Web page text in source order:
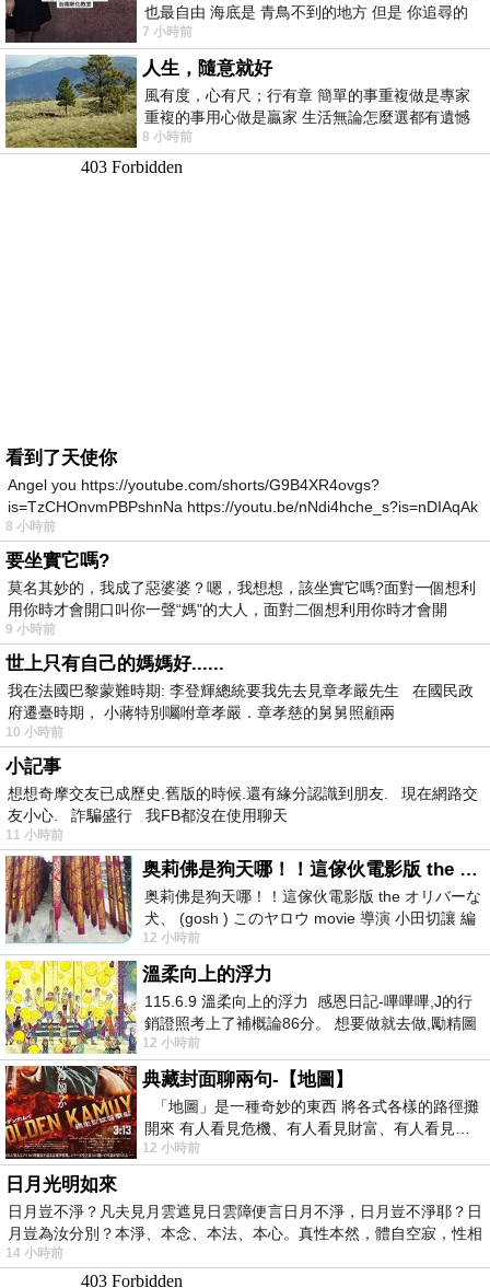
也最自由 海底是 青鳥不到的地方 但是 你追尋的
幸福 可以比珍珠更
7 小時前
人生，隨意就好
風有度，心有尺；行有章 簡單的事重複做是專家
重複的事用心做是贏家 生活無論怎麼選都有遺憾
所以開心就好 生活不會辜負認真
8 小時前
看到了天使你
Angel you https://youtube.com/shorts/G9B4XR4ovgs?
is=TzCHOnvmPBPshnNa https://youtu.be/nNdi4hche_s?is=nDIAqAk
8 小時前
要坐實它嗎?
莫名其妙的，我成了惡婆婆？嗯，我想想，該坐實它嗎?面對一個想利
用你時才會開口叫你一聲“媽"的大人，面對二個想利用你時才會開
9 小時前
世上只有自己的媽媽好......
我在法國巴黎蒙難時期: 李登輝總統要我先去見章孝嚴先生 在國民政
府遷臺時期， 小蔣特別囑咐章孝嚴．章孝慈的舅舅照顧兩
10 小時前
小記事
想想奇摩交友已成歷史.舊版的時候.還有緣分認識到朋友. 現在網路交
友小心. 詐騙盛行 我FB都沒在使用聊天
11 小時前
奥莉佛是狗天哪！！這傢伙電影版 the オリバーな犬、 (gosh ) このヤロウ movie
奥莉佛是狗天哪！！這傢伙電影版 the オリバーな
犬、 (gosh ) このヤロウ movie 導演 小田切讓 編
劇: 小田切讓 主演: 小田切讓
12 小時前
溫柔向上的浮力
115.6.9 溫柔向上的浮力 感恩日記-嗶嗶嗶,J的行
銷證照考上了補概論86分。 想要做就去做,勵精圖
治大成功,也是表法,堅持和努力
12 小時前
典藏封面聊兩句-【地圖】
「地圖」是一種奇妙的東西 將各式各樣的路徑攤
開來 有人看見危機、有人看見財富、有人看見…
從中可以發掘出不同的
12 小時前
日月光明如來
日月豈不淨？凡夫見月雲遮見日雲障便言日月不淨，日月豈不淨耶？日
月豈為汝分別？本淨、本念、本法、本心。真性本然，體自空寂，性相
14 小時前